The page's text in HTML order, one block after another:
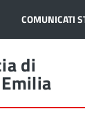
COMUNICATI
di